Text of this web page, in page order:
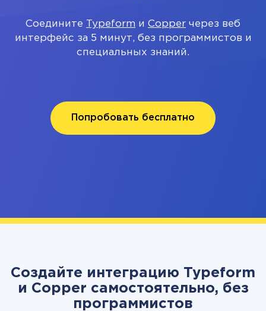
Соедините Typeform и Copper через веб
интерфейс за 5 минут, без программистов и
специальных знаний.
Попробовать бесплатно
Создайте интеграцию Typeform
и Copper самостоятельно, без
программистов